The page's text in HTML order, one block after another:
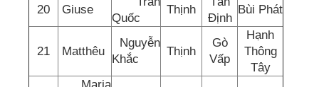
20 Giuse
Quốc
Thịnh
Định
Bùi Phát
21 Matthêu
Nguyễn
Khắc
Thịnh
Gò
Vấp
Hạnh
Thông
Tây